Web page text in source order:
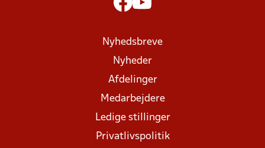
Nyhedsbreve
Nyheder
Afdelinger
Medarbejdere
Ledige stillinger
Privatlivspolitik